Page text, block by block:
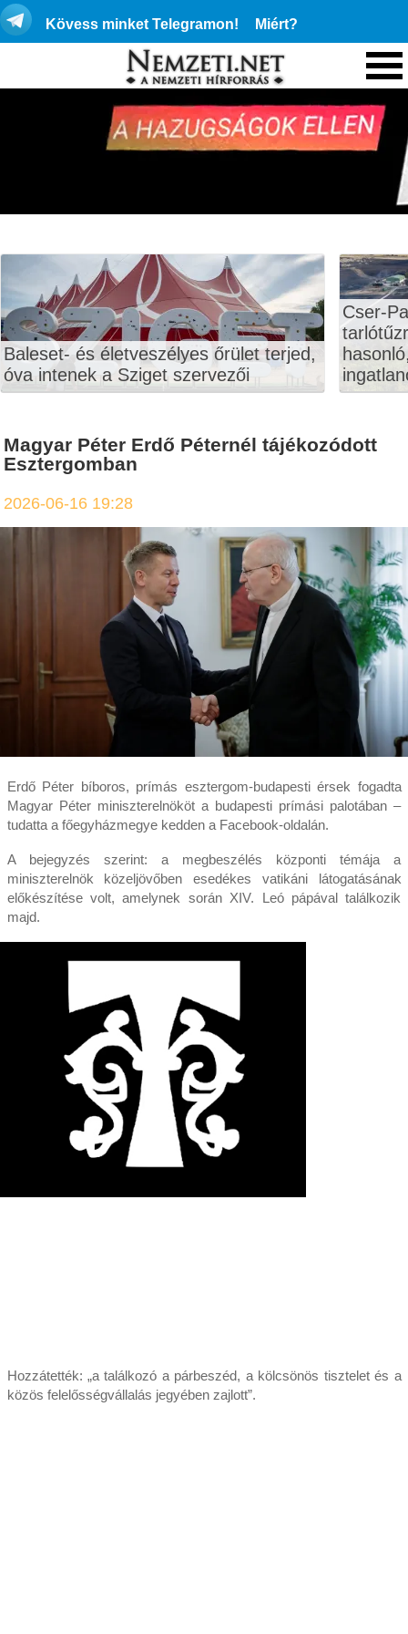
Kövess minket Telegramon! Miért?
Baleset- és életveszélyes őrület terjed,
óva intenek a Sziget szervezői
Cser-
Magyar Péter Erdő Péternél tájékozódott
Esztergomban
2026-06-16 19:28
Erdő Péter bíboros, prímás esztergom-budapesti érsek fogadta
Magyar Péter miniszterelnököt a budapesti prímási palotában –
tudatta a főegyházmegye kedden a Facebook-oldalán.
A bejegyzés szerint: a megbeszélés központi témája a
miniszterelnök közeljövőben esedékes vatikáni látogatásának
előkészítése volt, amelynek során XIV. Leó pápával találkozik
majd.
Hozzátették: „a találkozó a párbeszéd, a kölcsönös tisztelet és a
közös felelősségvállalás jegyében zajlott”.